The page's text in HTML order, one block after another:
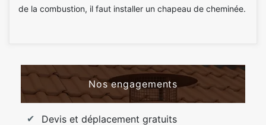
de la combustion, il faut installer un chapeau de cheminée.
Nos engagements
Devis et déplacement gratuits